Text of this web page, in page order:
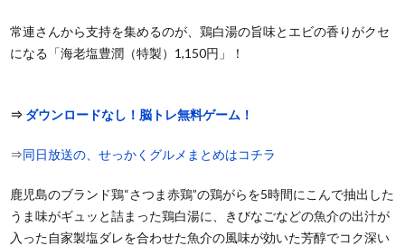
常連さんから支持を集めるのが、鶏白湯の旨味とエビの香りがクセ
になる「海老塩豊潤（特製）1,150円」！
⇒ ダウンロードなし！脳トレ無料ゲーム！
⇒同日放送の、せっかくグルメまとめはコチラ
鹿児島のブランド鶏“さつま赤鶏”の鶏がらを5時間にこんで抽出した
うま味がギュッと詰まった鶏白湯に、きびなごなどの魚介の出汁が
入った自家製塩ダレを合わせた魚介の風味が効いた芳醇でコク深い